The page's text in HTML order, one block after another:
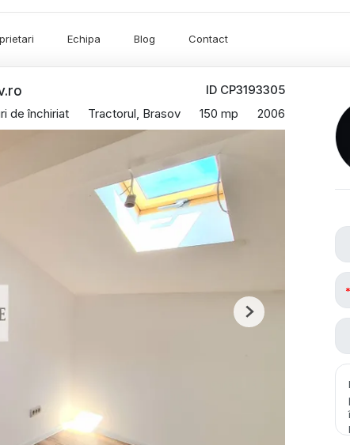
Echipa Blog Contact
ID CP3193305
de închiriat Tractorul, Brasov 150 mp 2006
Next